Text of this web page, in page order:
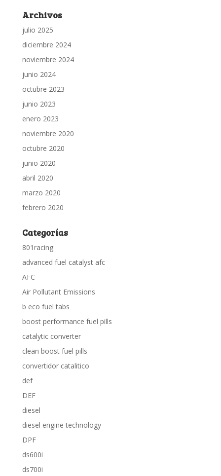
Archivos
julio 2025
diciembre 2024
noviembre 2024
junio 2024
octubre 2023
junio 2023
enero 2023
noviembre 2020
octubre 2020
junio 2020
abril 2020
marzo 2020
febrero 2020
Categorías
801racing
advanced fuel catalyst afc
AFC
Air Pollutant Emissions
b eco fuel tabs
boost performance fuel pills
catalytic converter
clean boost fuel pills
convertidor catalitico
def
DEF
diesel
diesel engine technology
DPF
ds600i
ds700i